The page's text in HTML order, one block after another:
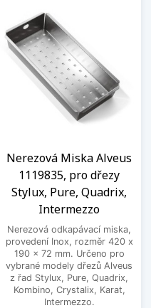
Nerezová Miska Alveus
1119835, pro dřezy
Stylux, Pure, Quadrix,
Intermezzo
Nerezová odkapávací miska,
provedení Inox, rozměr 420 x
190 x 72 mm. Určeno pro
vybrané modely dřezů Alveus
z řad Stylux, Pure, Quadrix,
Kombino, Crystalix, Karat,
Intermezzo.